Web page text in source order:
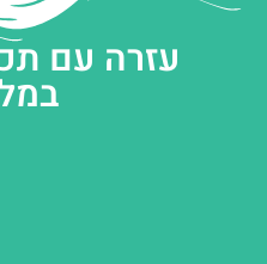
עזרה עם